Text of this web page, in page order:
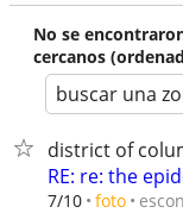
No se
cercanos
buscar una
district of
RE: re: the
7/10 foto